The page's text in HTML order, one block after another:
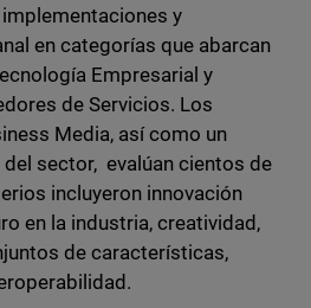
y
en categorías que abarcan
Empresarial y
de Servicios. Los
Media, así como un
sector, evalúan cientos de
incluyeron innovación
en la industria, creatividad,
de características,